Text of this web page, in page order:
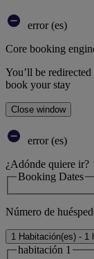
error (es)
Core booking
You’ll be
book your stay
Close window
error (es)
¿Adónde quiere ir?
Booking Dates
Número de
1 Habitación(es) - 1
habitación 1